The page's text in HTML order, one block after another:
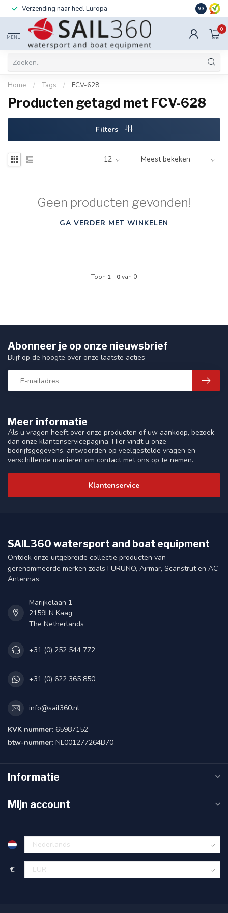
Verzending naar heel Europa Ook
9.3
MENU
0
Home / Tags / FCV-628
Producten getagd met FCV-628
Filters
Geen producten gevonden!
GA VERDER MET WINKELEN
Toon 1 - 0van 0
Meer informatie
Als u vragen heeft over onze producten of uw aankoop, bezoek
dan onze klantenservicepagina. Hier vindt u onze
bedrijfsgegevens, antwoorden op veelgestelde vragen en
verschillende manieren om contact met ons op te nemen.
Klantenservice
Abonneer je op onze nieuwsbrief
Blijf op de hoogte over onze laatste acties
SAIL360 watersport and boat equipment
Ontdek onze uitgebreide collectie producten van
gerenommeerde merken zoals FURUNO, Airmar, Scanstrut en AC
Antennas.
Marijkelaan 1
2159LN Kaag
The Netherlands
+31 (0) 252 544 772
+31 (0) 622 365 850
info@sail360.nl
KVK nummer: 65987152
btw-nummer: NL001277264B70
Informatie
Mijn account
€